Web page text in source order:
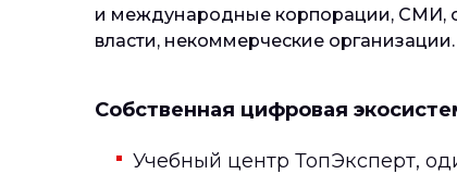
и международные корпорации, СМИ,
власти, некоммерческие организации.
Собственная цифровая
Учебный центр ТопЭксперт,